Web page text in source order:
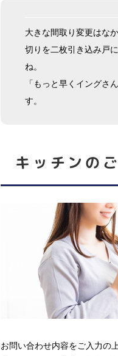
大きな間取り変更はな
切りを二枚引き込み戸
ね。
「もっと早くイングさ
す。
キッチン の
お問い合わせ内容をご入力の